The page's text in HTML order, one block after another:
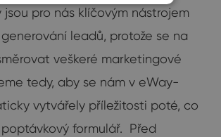
jsou pro nás klíčovým nástrojem
leadů, protože se na
veškeré marketingové
tedy, aby se nám v eWay-
vytvářely příležitosti poté, co
formulář. Před